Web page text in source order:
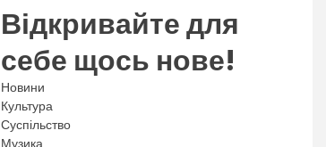
Відкривайте для
себе щось нове!
Новини
Культура
Суспільство
Музика